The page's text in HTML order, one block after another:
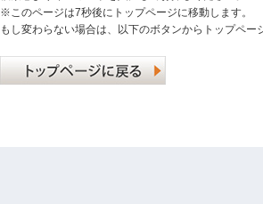
※このページは7秒後にトップページに移動します。
もし変わらない場合は、以下のボタンからトップペー